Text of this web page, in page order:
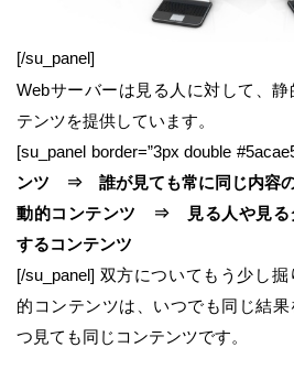
[/su_panel]
Webサーバーは見る人に対して、
テンツを提供しています。
[su_panel border=”3px double
ンツ ⇒ 誰が見ても常に同じ内容の
動的コンテンツ ⇒ 見る人や見る
するコンテンツ
[/su_panel] 双方についてもう少し
的コンテンツは、いつでも同じ結
つ見ても同じコンテンツです。